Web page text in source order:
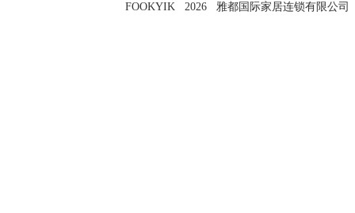
FOOKYIK 2026 雅都国际家居连锁有限公司